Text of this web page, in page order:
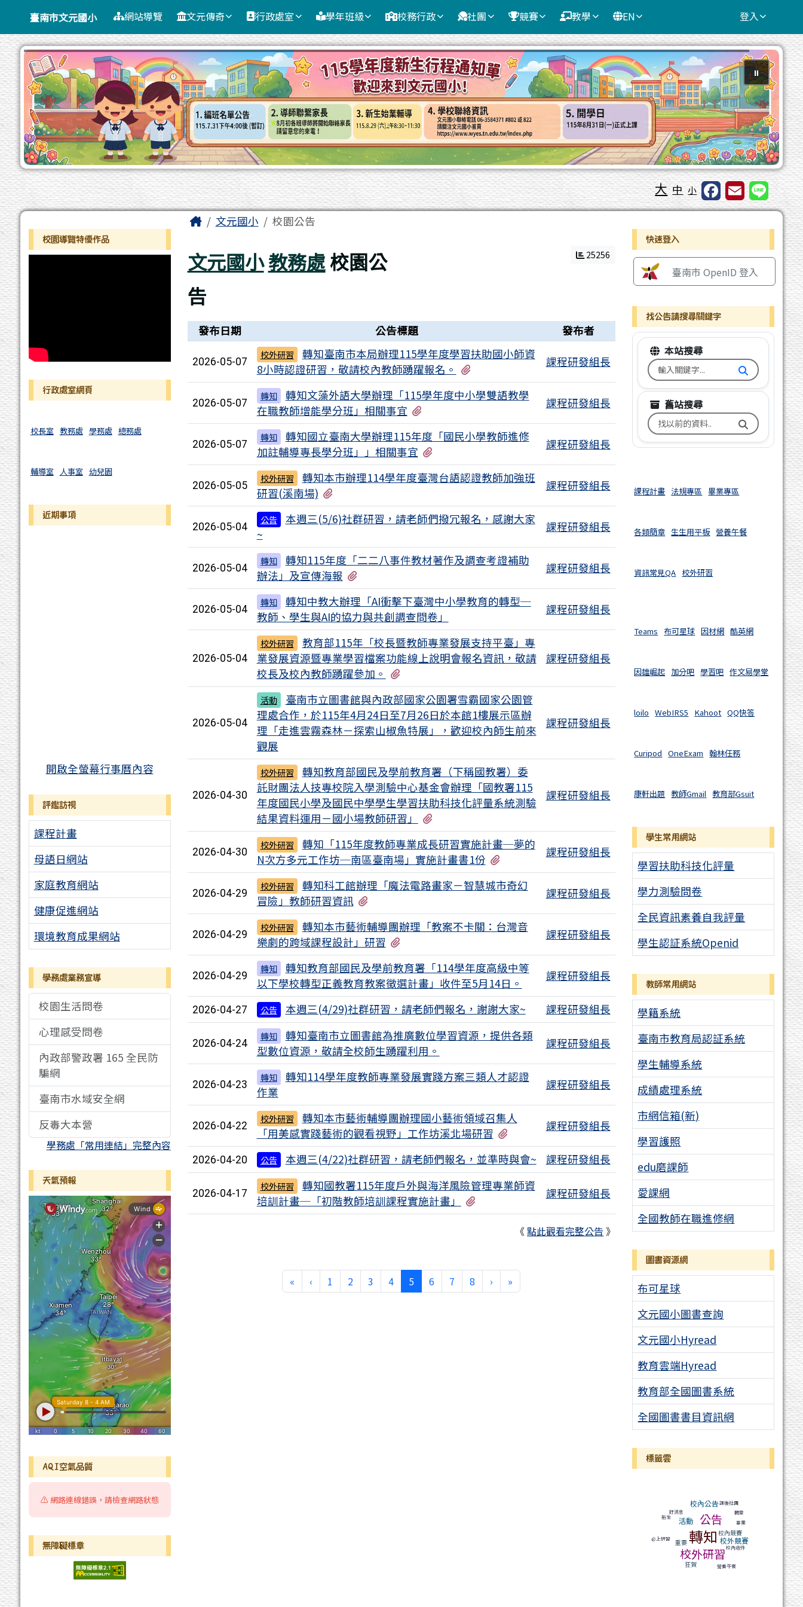
臺南市文元國小
導覽列臺南市文元國小 網站導覽 文元傳奇 行政處室 學年班級 校務行政 社團 競賽 教學 EN 登入
⏸
工具列 大 中 小
左邊區域內容
校園導覽特優作品
行政處室網頁
校長室 教務處 學務處 總務處
輔導室 人事室 幼兒園
近期事項
開啟全螢幕行事曆內容
評鑑訪視
課程計畫
母語日網站
家庭教育網站
健康促進網站
環境教育成果網站
學務處業務宣導
校園生活問卷
心理感受問卷
內政部警政署 165 全民防
騙網
臺南市水域安全網
反毒大本營
學務處「常用連結」完整內容
天氣預報
AQI空氣品質
⚠️ 網路連線錯誤，請檢查網路狀態
無障礙標章
主內容區域
Home文元國小 校園公告
文元國小教務處校園公
告
25256
新聞列表
發布日期 公告標題 發布者
2026-05-07
校外研習
轉知臺南市本局辦理115學年度學習扶助國小師資
8小時認證研習，敬請校內教師踴躍報名。
課程研發組長
2026-05-07
轉知
轉知文藻外語大學辦理「115學年度中小學雙語教學
在職教師增能學分班」相關事宜
課程研發組長
2026-05-07
轉知
轉知國立臺南大學辦理115年度「國民小學教師進修
加註輔導專長學分班」」相關事宜
課程研發組長
2026-05-05
校外研習
轉知本市辦理114學年度臺灣台語認證教師加強班
研習(溪南場)
課程研發組長
2026-05-04
公告
本週三(5/6)社群研習，請老師們撥冗報名，感謝大家
~
課程研發組長
2026-05-04
轉知
轉知115年度「二二八事件教材著作及調查考證補助
辦法」及宣傳海報
課程研發組長
2026-05-04
轉知
轉知中教大辦理「AI衝擊下臺灣中小學教育的轉型─
教師、學生與AI的協力與共創調查問卷」
課程研發組長
2026-05-04
校外研習
教育部115年「校長暨教師專業發展支持平臺」專
業發展資源暨專業學習檔案功能線上說明會報名資訊，敬請
校長及校內教師踴躍參加。
課程研發組長
2026-05-04
活動
臺南市立圖書館與內政部國家公園署雪霸國家公園管
理處合作，於115年4月24日至7月26日於本館1樓展示區辦
理「走進雲霧森林－探索山椒魚特展」，歡迎校內師生前來
觀展
課程研發組長
2026-04-30
校外研習
轉知教育部國民及學前教育署（下稱國教署）委
託財團法人技專校院入學測驗中心基金會辦理「國教署115
年度國民小學及國民中學學生學習扶助科技化評量系統測驗
結果資料運用－國小場教師研習」
課程研發組長
2026-04-30
校外研習
轉知「115年度教師專業成長研習實施計畫─夢的
N次方多元工作坊─南區臺南場」實施計畫書1份
有1個附檔課程研發組長
2026-04-29
校外研習
轉知科工館辦理「魔法電路畫家－智慧城市奇幻
冒險」教師研習資訊
課程研發組長
2026-04-29
校外研習
轉知本市藝術輔導團辦理「教案不卡關：台灣音
樂劇的跨域課程設計」研習
課程研發組長
2026-04-29
轉知
轉知教育部國民及學前教育署「114學年度高級中等
以下學校轉型正義教育教案徵選計畫」收件至5月14日。
課程研發組長
2026-04-27 公告 本週三(4/29)社群研習，請老師們報名，謝謝大家~ 課程研發組長
2026-04-24
轉知
轉知臺南市立圖書館為推廣數位學習資源，提供各類
型數位資源，敬請全校師生踴躍利用。
課程研發組長
2026-04-23
轉知
轉知114學年度教師專業發展實踐方案三類人才認證
作業
課程研發組長
2026-04-22
校外研習
轉知本市藝術輔導團辦理國小藝術領域召集人
「用美感實踐藝術的觀看視野」工作坊溪北場研習
有1個附檔課程研發組長
2026-04-20 公告 本週三(4/22)社群研習，請老師們報名，並準時與會~ 課程研發組長
2026-04-17
校外研習
轉知國教署115年度戶外與海洋風險管理專業師資
培訓計畫─「初階教師培訓課程實施計畫」
課程研發組長
《點此觀看完整公告 》
« 第一頁
‹ 上一頁
1 2 3 4 5(目前頁次)
6 7 8 › 下一頁
»
右邊區域內容
快速登入
臺南市 OpenID 登入
找公告請搜尋關鍵字
本站搜尋
搜尋台南市文元國小全球資訊網
舊站搜尋
搜尋台南市文元國小舊校網關鍵
課程計畫 法規專區 畢業專區
各類簡章 生生用平板 營養午餐
資訊常見QA 校外研習
Teams 布可星球 因材網 酷英網
因雄崛起 加分吧 學習吧 作文易學堂
loilo WebIRS5 Kahoot QQ快答
Curipod OneExam 翰林任務
康軒出題 教師Gmail 教育部Gsuit
學生常用網站
學習扶助科技化評量
學力測驗問卷
全民資訊素養自我評量
學生認証系統Openid
教師常用網站
學籍系統
臺南市教育局認証系統
學生輔導系統
成績處理系統
市網信箱(新)
學習護照
edu磨課師
愛課網
全國教師在職進修網
圖書資源網
布可星球
文元國小圖書查詢
文元國小Hyread
教育雲端Hyread
教育部全國圖書系統
全國圖書書目資訊網
標籤雲
好消息
校內公告課後社團
新生 活動 公告 簡章
必上研習 重要 轉知 校內競賽
畢業
校外研習
校外競賽
校內收件
狂賀 營養午餐
頁尾區域